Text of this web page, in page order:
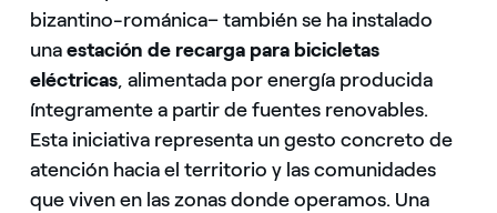
bizantino-románica– también se ha instalado
unaestación de recarga para bicicletas
eléctricas, alimentada por energía producida
íntegramente a partir de fuentes renovables.
Esta iniciativa representa un gesto concreto de
atención hacia el territorio y las comunidades
que viven en las zonas donde operamos. Una